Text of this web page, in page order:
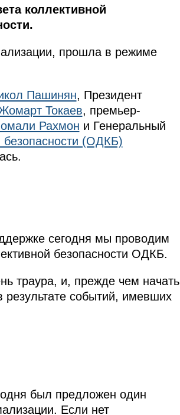
коллективной
прошла в режиме
Пашинян, Президент
Токаев, премьер-
Рахмон и Генеральный
безопасности (ОДКБ)
сегодня мы проводим
безопасности ОДКБ.
траура, и, прежде чем начать
событий, имевших
был предложен один
Если нет